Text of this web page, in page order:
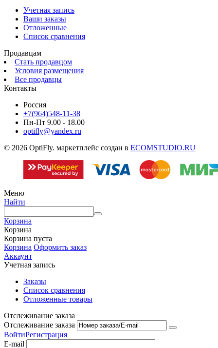
Учетная запись
Ваши заказы
Отложенные
Список сравнения
Продавцам
Стать продавцом
Условия размещения
Все продавцы
Контакты
Россия
+7(964)548-11-38
Пн-Пт 9.00 - 18.00
optifly@yandex.ru
© 2026 OptiFly. маркетплейс создан в ECOMSTUDIO.RU
Меню
Найти
Корзина
Корзина
Корзина пуста
Корзина Оформить заказ
Аккаунт
Учетная запись
Заказы
Список сравнения
Отложенные товары
Отслеживание заказа
Отслеживание заказа
ВойтиРегистрация
E-mail